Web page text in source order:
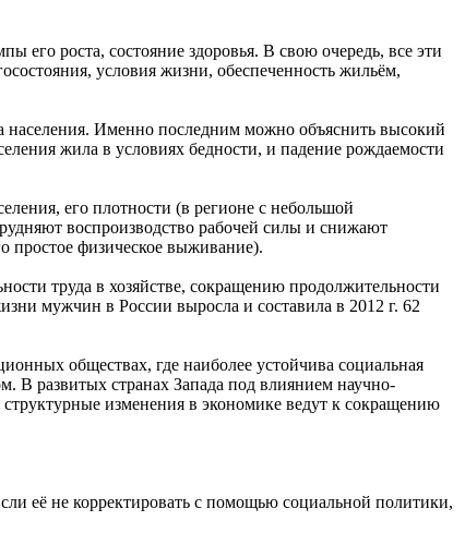
его роста, состояние здоровья. В свою очередь, все эти
условия жизни, обеспеченность жильём,
Именно последним можно объяснить высокий
жила в условиях бедности, и падение рождаемости
его плотности (в регионе с небольшой
воспроизводство рабочей силы и снижают
простое физическое выживание).
труда в хозяйстве, сокращению продолжительности
мужчин в России выросла и составила в 2012 г. 62
обществах, где наиболее устойчива социальная
В развитых странах Запада под влиянием научно-
изменения в экономике ведут к сокращению
её не корректировать с помощью социальной политики,